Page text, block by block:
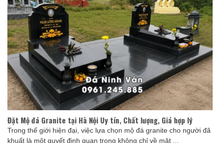
Đặt Mộ đá Granite tại Hà Nội Uy tín, Chất lượng, Giá hợp lý
Trong thế giới hiện đại, việc lựa chọn mộ đá granite cho người đã
khuất là một quyết định quan trọng không chỉ về mặt ...